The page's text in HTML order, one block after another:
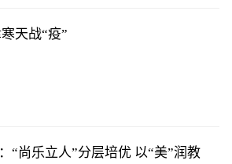
天战“疫”
“尚乐立人”分层培优 以“美”润教